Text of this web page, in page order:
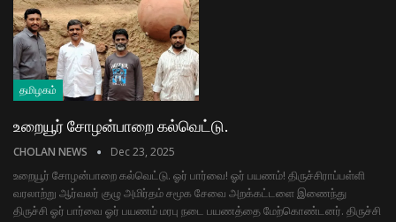
தமிழகம்
உறையூர் சோழன்பாறை கல்வெட்டு.
CHOLAN NEWS Dec 23, 2025
உறையூர் சோழன்பாறை கல்வெட்டு. ஓர் பார்வை! ஓர் பயணம்! திருச்சிராப்பள்ளி
வரலாற்று ஆர்வலர் குழு அமிர்தம் சமூக சேவை அறக்கட்டளை இணைந்து
திருச்சி ஓர் பார்வை ஓர் பயணம் மரபு நடை பயணத்தை மேற்கொண்டனர். திருச்சி